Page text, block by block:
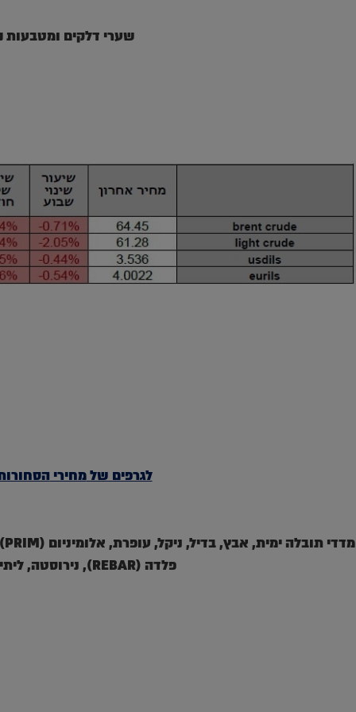
שערי דלקים ומטבעות
לגרפים שלמחירי
פלדה (REBAR), נירוסטה, ליתיום ודלק גולמי